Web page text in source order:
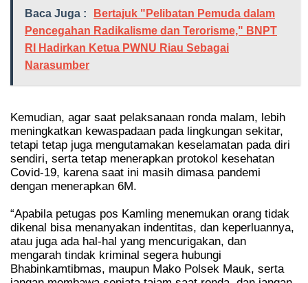
Baca Juga :
Bertajuk "Pelibatan Pemuda dalam
Pencegahan Radikalisme dan Terorisme," BNPT
RI Hadirkan Ketua PWNU Riau Sebagai
Narasumber
Kemudian, agar saat pelaksanaan ronda malam, lebih
meningkatkan kewaspadaan pada lingkungan sekitar,
tetapi tetap juga mengutamakan keselamatan pada diri
sendiri, serta tetap menerapkan protokol kesehatan
Covid-19, karena saat ini masih dimasa pandemi
dengan menerapkan 6M.
“Apabila petugas pos Kamling menemukan orang tidak
dikenal bisa menanyakan indentitas, dan keperluannya,
atau juga ada hal-hal yang mencurigakan, dan
mengarah tindak kriminal segera hubungi
Bhabinkamtibmas, maupun Mako Polsek Mauk, serta